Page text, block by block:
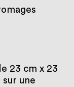
23 cm x 23
une